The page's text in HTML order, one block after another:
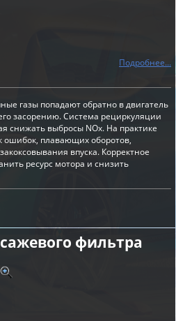
Подробнее...
газы попадают обратно в двигатель
засорению. Система рециркуляции
снижать выбросы NOx. На практике
ошибок, плавающих оборотов,
впуска. Корректное
ресурс мотора и снизить
фильтра